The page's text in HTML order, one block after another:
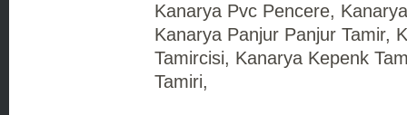
Kanarya Pvc Pencere,
Kanarya Panjur Panjur Tamir,
Tamircisi, Kanarya Kepenk
Tamiri,